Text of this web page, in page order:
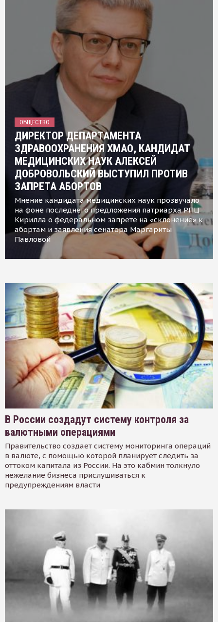
ОБЩЕСТВО
ДИРЕКТОР ДЕПАРТАМЕНТА
ЗДРАВООХРАНЕНИЯ ХМАО, КАНДИДАТ
МЕДИЦИНСКИХ НАУК АЛЕКСЕЙ
ДОБРОВОЛЬСКИЙ ВЫСТУПИЛ ПРОТИВ
ЗАПРЕТА АБОРТОВ
Мнение кандидата медицинских наук прозвучало
на фоне последнего предложения патриарха РПЦ
Кирилла о федеральном запрете на «склонение» к
абортам и заявления сенатора Маргариты
Павловой
В России создадут систему контроля за
валютными операциями
Правительство создает систему мониторинга операций
в валюте, с помощью которой планирует следить за
оттоком капитала из России. На это кабмин толкнуло
нежелание бизнеса прислушиваться к
предупреждениям власти